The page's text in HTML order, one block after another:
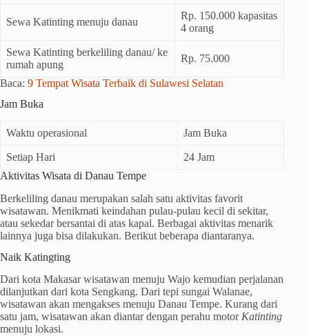
Sewa Katinting menuju danau
Rp. 150.000 kapasitas
4 orang
Sewa Katinting berkeliling danau/ ke
rumah apung
Rp. 75.000
Baca: 9 Tempat Wisata Terbaik di Sulawesi Selatan
Jam Buka
Waktu operasional Jam Buka
Setiap Hari
24 Jam
Aktivitas Wisata di Danau Tempe
Berkeliling danau merupakan salah satu aktivitas favorit
wisatawan. Menikmati keindahan pulau-pulau kecil di sekitar,
atau sekedar bersantai di atas kapal. Berbagai aktivitas menarik
lainnya juga bisa dilakukan. Berikut beberapa diantaranya.
Naik Katingting
Dari kota Makasar wisatawan menuju Wajo kemudian perjalanan
dilanjutkan dari kota Sengkang. Dari tepi sungai Walanae,
wisatawan akan mengakses menuju Danau Tempe. Kurang dari
satu jam, wisatawan akan diantar dengan perahu motorKatinting
menuju lokasi.